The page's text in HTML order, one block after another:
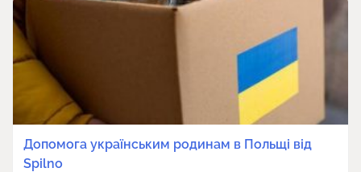
Допомога українським родинам в Польщі від
Spilno